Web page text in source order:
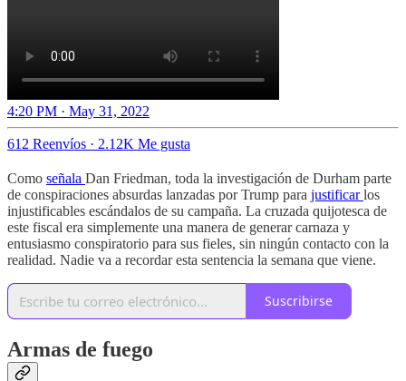
4:20 PM · May 31, 2022
612 Reenvíos · 2.12K Me gusta
Como señala Dan Friedman, toda la investigación de Durham parte
de conspiraciones absurdas lanzadas por Trump para justificarlos
injustificables escándalos de su campaña. La cruzada quijotesca de
este fiscal era simplemente una manera de generar carnaza y
entusiasmo conspiratorio para sus fieles, sin ningún contacto con la
realidad. Nadie va a recordar esta sentencia la semana que viene.
Suscribirse
Armas de fuego